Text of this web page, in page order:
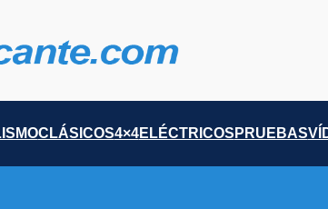
CLÁSICOS4×4ELÉCTRICOS PRUEBAS